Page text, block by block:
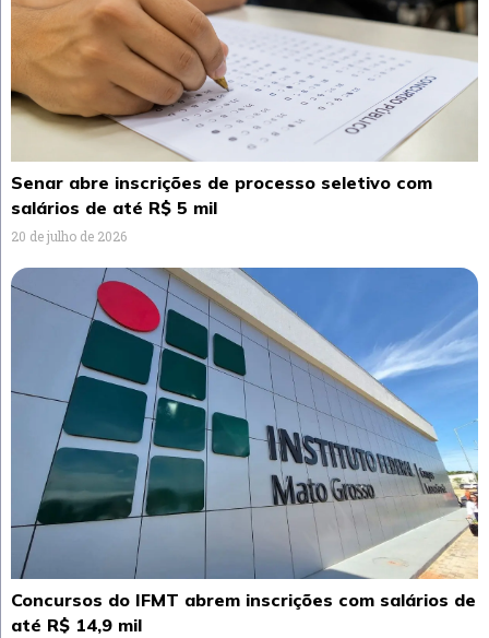
Senar abre inscrições de processo seletivo com
salários de até R$ 5 mil
20 de julho de 2026
Concursos do IFMT abrem inscrições com salários de
até R$ 14,9 mil